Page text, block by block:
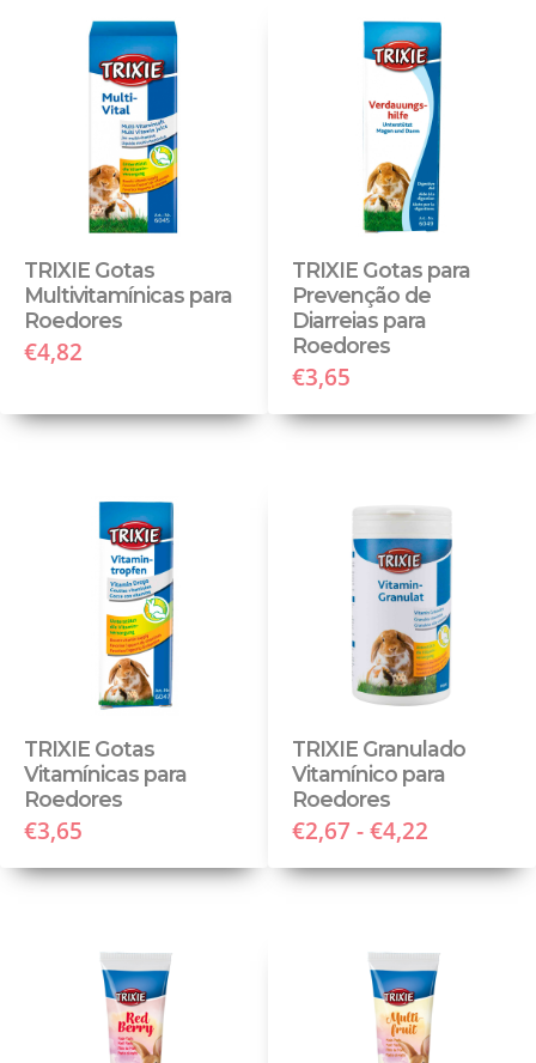
TRIXIE Gotas
Multivitamínicas para
Roedores
€4,82
TRIXIE Gotas para
Prevenção de
Diarreias para
Roedores
€3,65
TRIXIE Gotas
Vitamínicas para
Roedores
€3,65
TRIXIE Granulado
Vitamínico para
Roedores
€2,67 - €4,22